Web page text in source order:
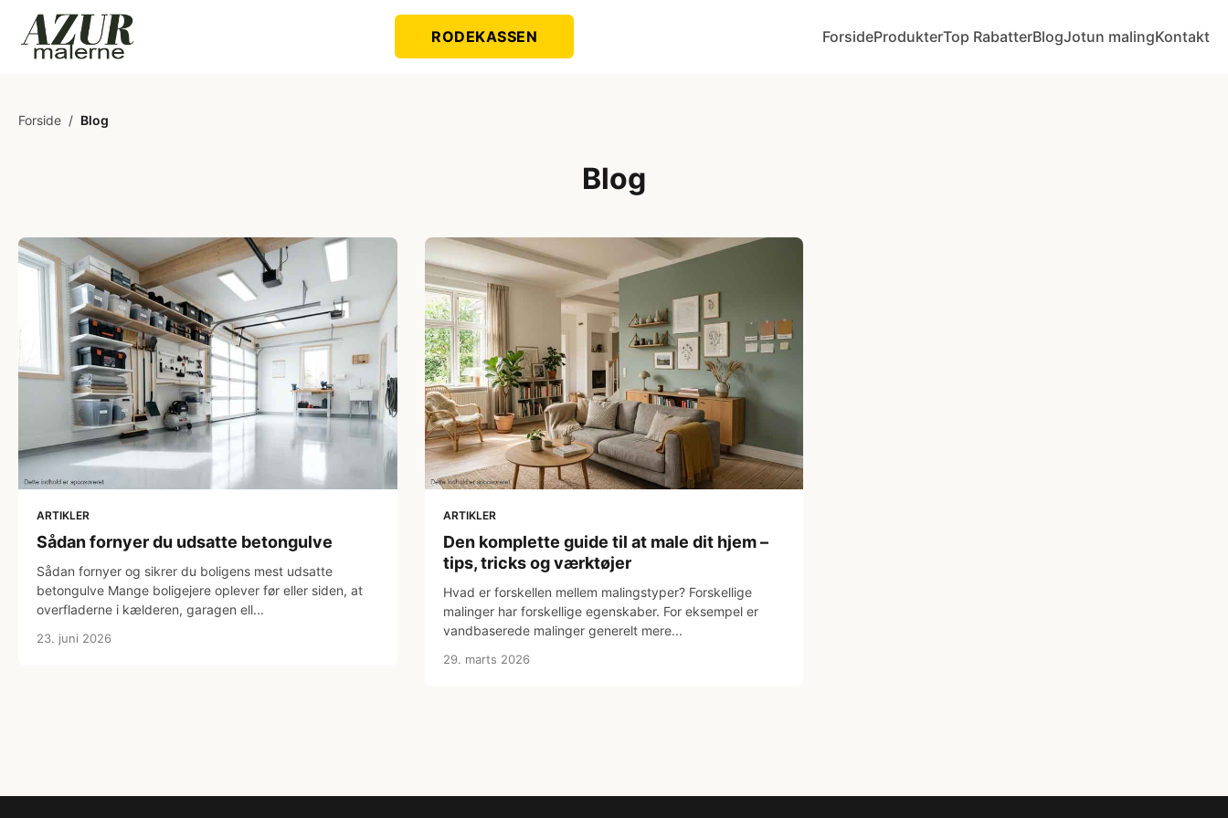
RODEKASSEN ForsideProdukterTop RabatterBlogJotun malingKontakt
Forside / Blog
Blog
ARTIKLER
Sådan fornyer du udsatte betongulve
Sådan fornyer og sikrer du boligens mest udsatte
betongulve Mange boligejere oplever før eller siden, at
overfladerne i kælderen, garagen ell...
23. juni 2026
ARTIKLER
Den komplette guide til at male dit hjem –
tips, tricks og værktøjer
Hvad er forskellen mellem malingstyper? Forskellige
malinger har forskellige egenskaber. For eksempel er
vandbaserede malinger generelt mere...
29. marts 2026